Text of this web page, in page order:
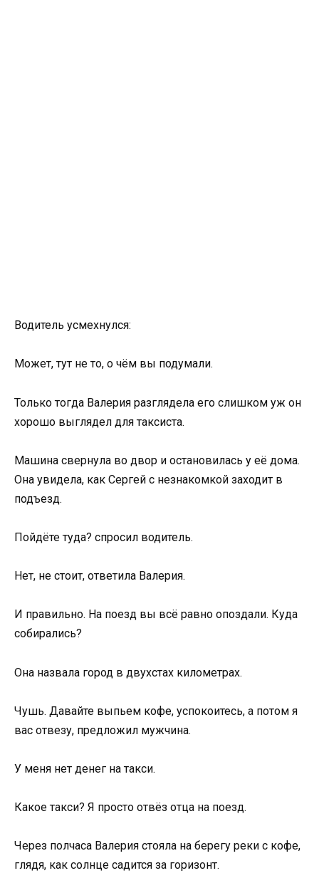
Водитель усмехнулся:
Может, тут не то, о чём вы подумали.
Только тогда Валерия разглядела его слишком уж он
хорошо выглядел для таксиста.
Машина свернула во двор и остановилась у её дома.
Она увидела, как Сергей с незнакомкой заходит в
подъезд.
Пойдёте туда? спросил водитель.
Нет, не стоит, ответила Валерия.
И правильно. На поезд вы всё равно опоздали. Куда
собирались?
Она назвала город в двухстах километрах.
Чушь. Давайте выпьем кофе, успокоитесь, а потом я
вас отвезу, предложил мужчина.
У меня нет денег на такси.
Какое такси? Я просто отвёз отца на поезд.
Через полчаса Валерия стояла на берегу реки с кофе,
глядя, как солнце садится за горизонт.